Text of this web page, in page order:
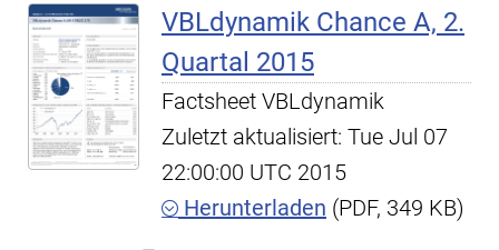
VBLdynamik Chance A, 2.
Quartal 2015
Factsheet VBLdynamik
Zuletzt aktualisiert: Tue Jul 07
22:00:00 UTC 2015
Herunterladen (PDF, 349 KB)